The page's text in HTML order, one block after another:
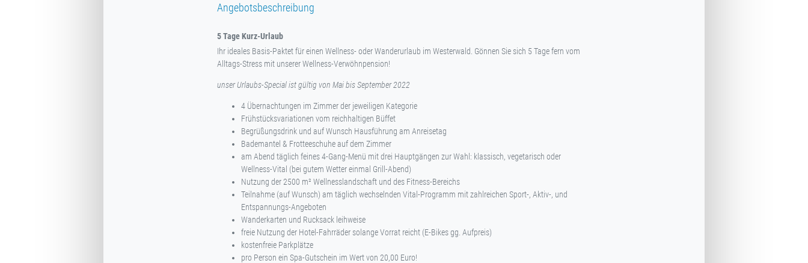
Angebotsbeschreibung
5 Tage Kurz-Urlaub
Ihr ideales Basis-Paktet für einen Wellness- oder Wanderurlaub im Westerwald. Gönnen Sie sich 5 Tage fern vom
Alltags-Stress mit unserer Wellness-Verwöhnpension!
unser Urlaubs-Special ist gültig von Mai bis September 2022
4 Übernachtungen im Zimmer der jeweiligen Kategorie
Frühstücksvariationen vom reichhaltigen Büffet
Begrüßungsdrink und auf Wunsch Hausführung am Anreisetag
Bademantel & Frotteeschuhe auf dem Zimmer
am Abend täglich feines 4-Gang-Menü mit drei Hauptgängen zur Wahl: klassisch, vegetarisch oder
Wellness-Vital (bei gutem Wetter einmal Grill-Abend)
Nutzung der 2500 m² Wellnesslandschaft und des Fitness-Bereichs
Teilnahme (auf Wunsch) am täglich wechselnden Vital-Programm mit zahlreichen Sport-, Aktiv-, und
Entspannungs-Angeboten
Wanderkarten und Rucksack leihweise
freie Nutzung der Hotel-Fahrräder solange Vorrat reicht (E-Bikes gg. Aufpreis)
kostenfreie Parkplätze
pro Person ein Spa-Gutschein im Wert von 20,00 Euro!